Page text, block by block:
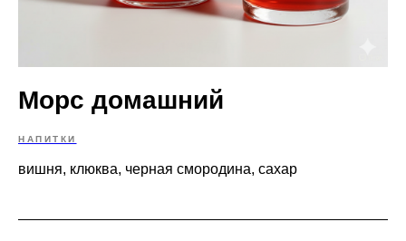
Морс домашний
НАПИТКИ
вишня, клюква, черная смородина, сахар